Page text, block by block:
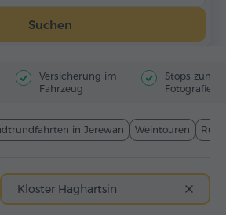
Suchen
Versicherung im
Fahrzeug
Stops zum
in Jerewan Weintouren
Kloster Haghartsin